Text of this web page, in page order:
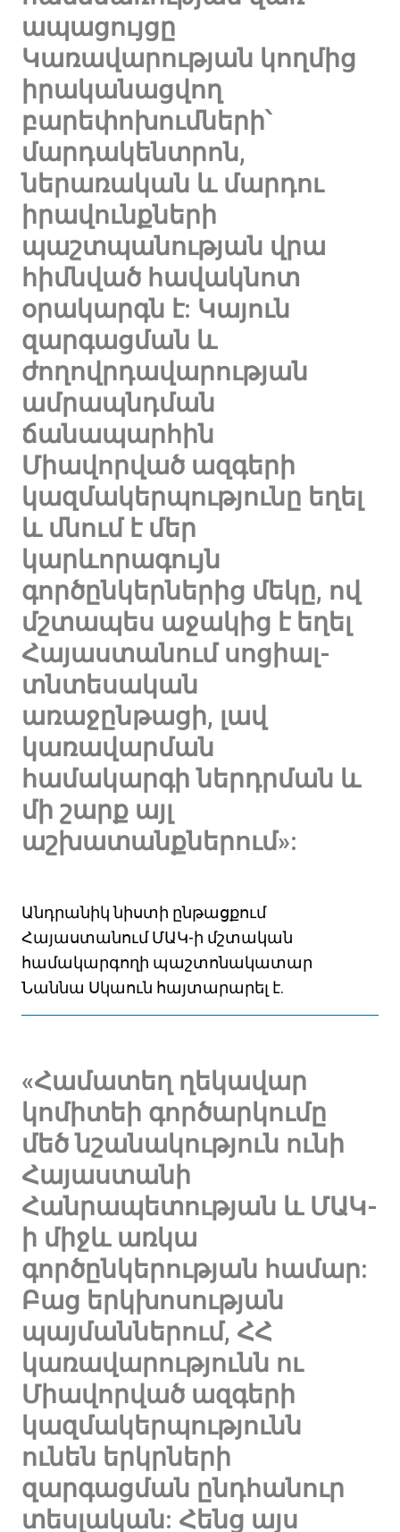
ապացույցը
Կառավարության կողմից
իրականացվող
բարեփոխումների՝
մարդակենտրոն,
ներառական և մարդու
իրավունքների
պաշտպանության վրա
հիմնված հավակնոտ
օրակարգն է: Կայուն
զարգացման և
ժողովրդավարության
ամրապնդման
ճանապարհին
Միավորված ազգերի
կազմակերպությունը եղել
և մնում է մեր
կարևորագույն
գործընկերներից մեկը, ով
մշտապես աջակից է եղել
Հայաստանում սոցիալ-
տնտեսական
առաջընթացի, լավ
կառավարման
համակարգի ներդրման և
մի շարք այլ
աշխատանքներում»:
Անդրանիկ նիստի ընթացքում
Հայաստանում ՄԱԿ-ի մշտական
համակարգողի պաշտոնակատար
Նաննա Սկաուն հայտարարել է.
«Համատեղ ղեկավար
կոմիտեի գործարկումը
մեծ նշանակություն ունի
Հայաստանի
Հանրապետության և ՄԱԿ-
ի միջև առկա
գործընկերության համար:
Բաց երկխոսության
պայմաններում, ՀՀ
կառավարությունն ու
Միավորված ազգերի
կազմակերպությունն
ունեն երկրների
զարգացման ընդհանուր
տեսլական: Հենց այս